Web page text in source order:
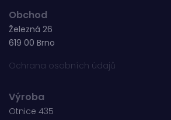
Obchod
Železná 26
619 00 Brno
Ochrana osobních údajů
Výroba
Otnice 435